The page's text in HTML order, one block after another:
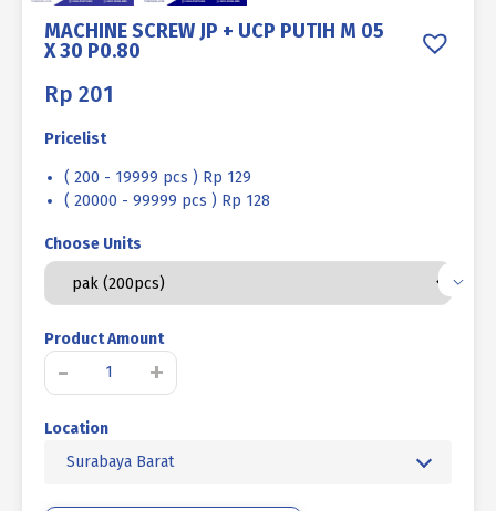
MACHINE SCREW JP + UCP PUTIH M 05
X 30 P0.80
Rp 201
Pricelist
( 200 - 19999 pcs ) Rp 129
( 20000 - 99999 pcs ) Rp 128
Choose Units
Product Amount
-
Kuantitas
JP
+
+
Location
Surabaya Barat